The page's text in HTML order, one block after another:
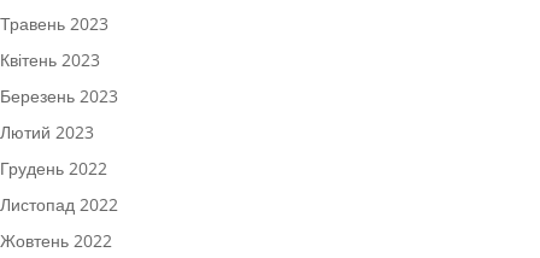
Травень 2023
Квітень 2023
Березень 2023
Лютий 2023
Грудень 2022
Листопад 2022
Жовтень 2022